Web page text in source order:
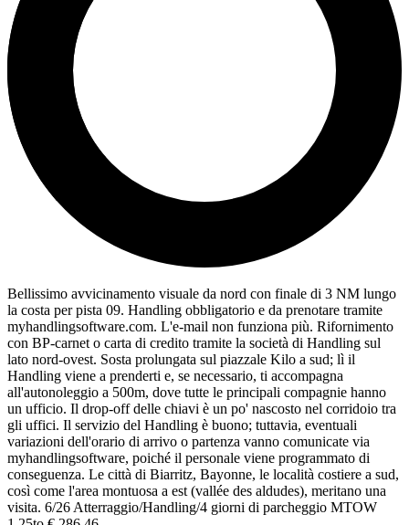
Bellissimo avvicinamento visuale da nord con finale di 3 NM lungo
la costa per pista 09. Handling obbligatorio e da prenotare tramite
myhandlingsoftware.com. L'e-mail non funziona più. Rifornimento
con BP-carnet o carta di credito tramite la società di Handling sul
lato nord-ovest. Sosta prolungata sul piazzale Kilo a sud; lì il
Handling viene a prenderti e, se necessario, ti accompagna
all'autonoleggio a 500m, dove tutte le principali compagnie hanno
un ufficio. Il drop-off delle chiavi è un po' nascosto nel corridoio tra
gli uffici. Il servizio del Handling è buono; tuttavia, eventuali
variazioni dell'orario di arrivo o partenza vanno comunicate via
myhandlingsoftware, poiché il personale viene programmato di
conseguenza. Le città di Biarritz, Bayonne, le località costiere a sud,
così come l'area montuosa a est (vallée des aldudes), meritano una
visita. 6/26 Atterraggio/Handling/4 giorni di parcheggio MTOW